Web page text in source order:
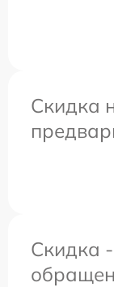
Скидка
Скидка